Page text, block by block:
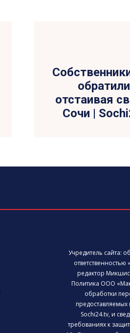
отстаивая
Сочи |
Учредитель сайта:
редактор
Политика ООО
обработки
предоставляемых
Sochi24.tv, и
требованиях к